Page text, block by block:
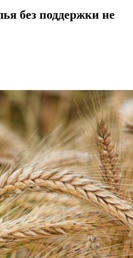
без поддержки не